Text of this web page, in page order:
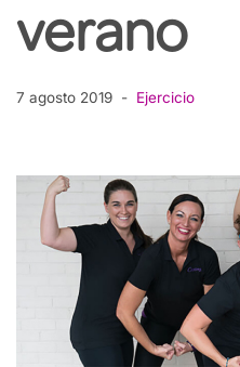
verano
7 agosto 2019 Ejercicio